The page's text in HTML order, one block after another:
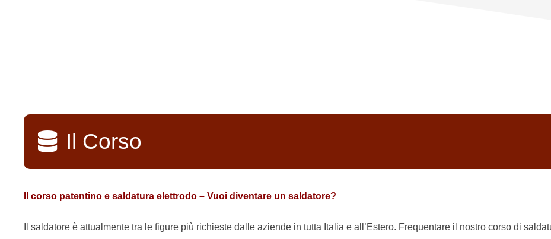
Il Corso
Il corso patentino e saldatura elettrodo – Vuoi diventare un saldatore?
Il saldatore è attualmente tra le figure più richieste dalle aziende in tutta Italia e all’Estero. Frequentare il nostro corso di